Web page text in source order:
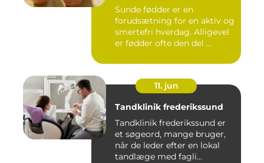
Sunde fødder er en
forudsætning for en aktiv og
smertefri hverdag. Alligevel
er fødder ofte den del ...
11. jun
Tandklinik frederikssund
Tandklinik frederikssund er
et søgeord, mange bruger,
når de leder efter en lokal
tandlæge med fagli...